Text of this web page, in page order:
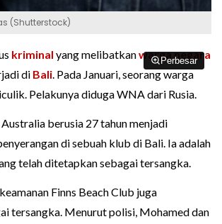
(Shutterstock)
kriminal yang melibatkanwarga negara
di Bali. Pada Januari, seorang warga
Pelakunya diduga WNA dari Rusia.
berusia 27 tahun menjadi
di sebuah klub di Bali. Ia adalah
telah ditetapkan sebagai tersangka.
Finns Beach Club juga
tersangka. Menurut polisi, Mohamed dan
Perbesar
Perbesar